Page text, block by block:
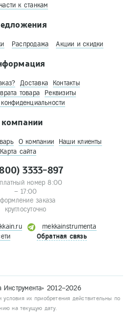
к станкам
Распродажа Акции и скидки
Доставка
Контакты
товара
Реквизиты
О компании
Наши клиенты
Карта сайта
3333-897
номер 8:00
– 17:00
заказа
круглосуточно
mekkainstrumenta
Обратная связь
2012–2026
условия их приобретения действительны по
на текущую дату.